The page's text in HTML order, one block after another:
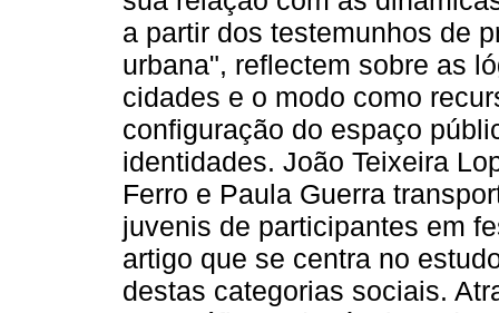
a partir dos testemunhos de
urbana", reflectem sobre as
cidades e o modo como
configuração do espaço
identidades. João Teixeira
Ferro e Paula Guerra
juvenis de participantes em
artigo que se centra no
destas categorias sociais.